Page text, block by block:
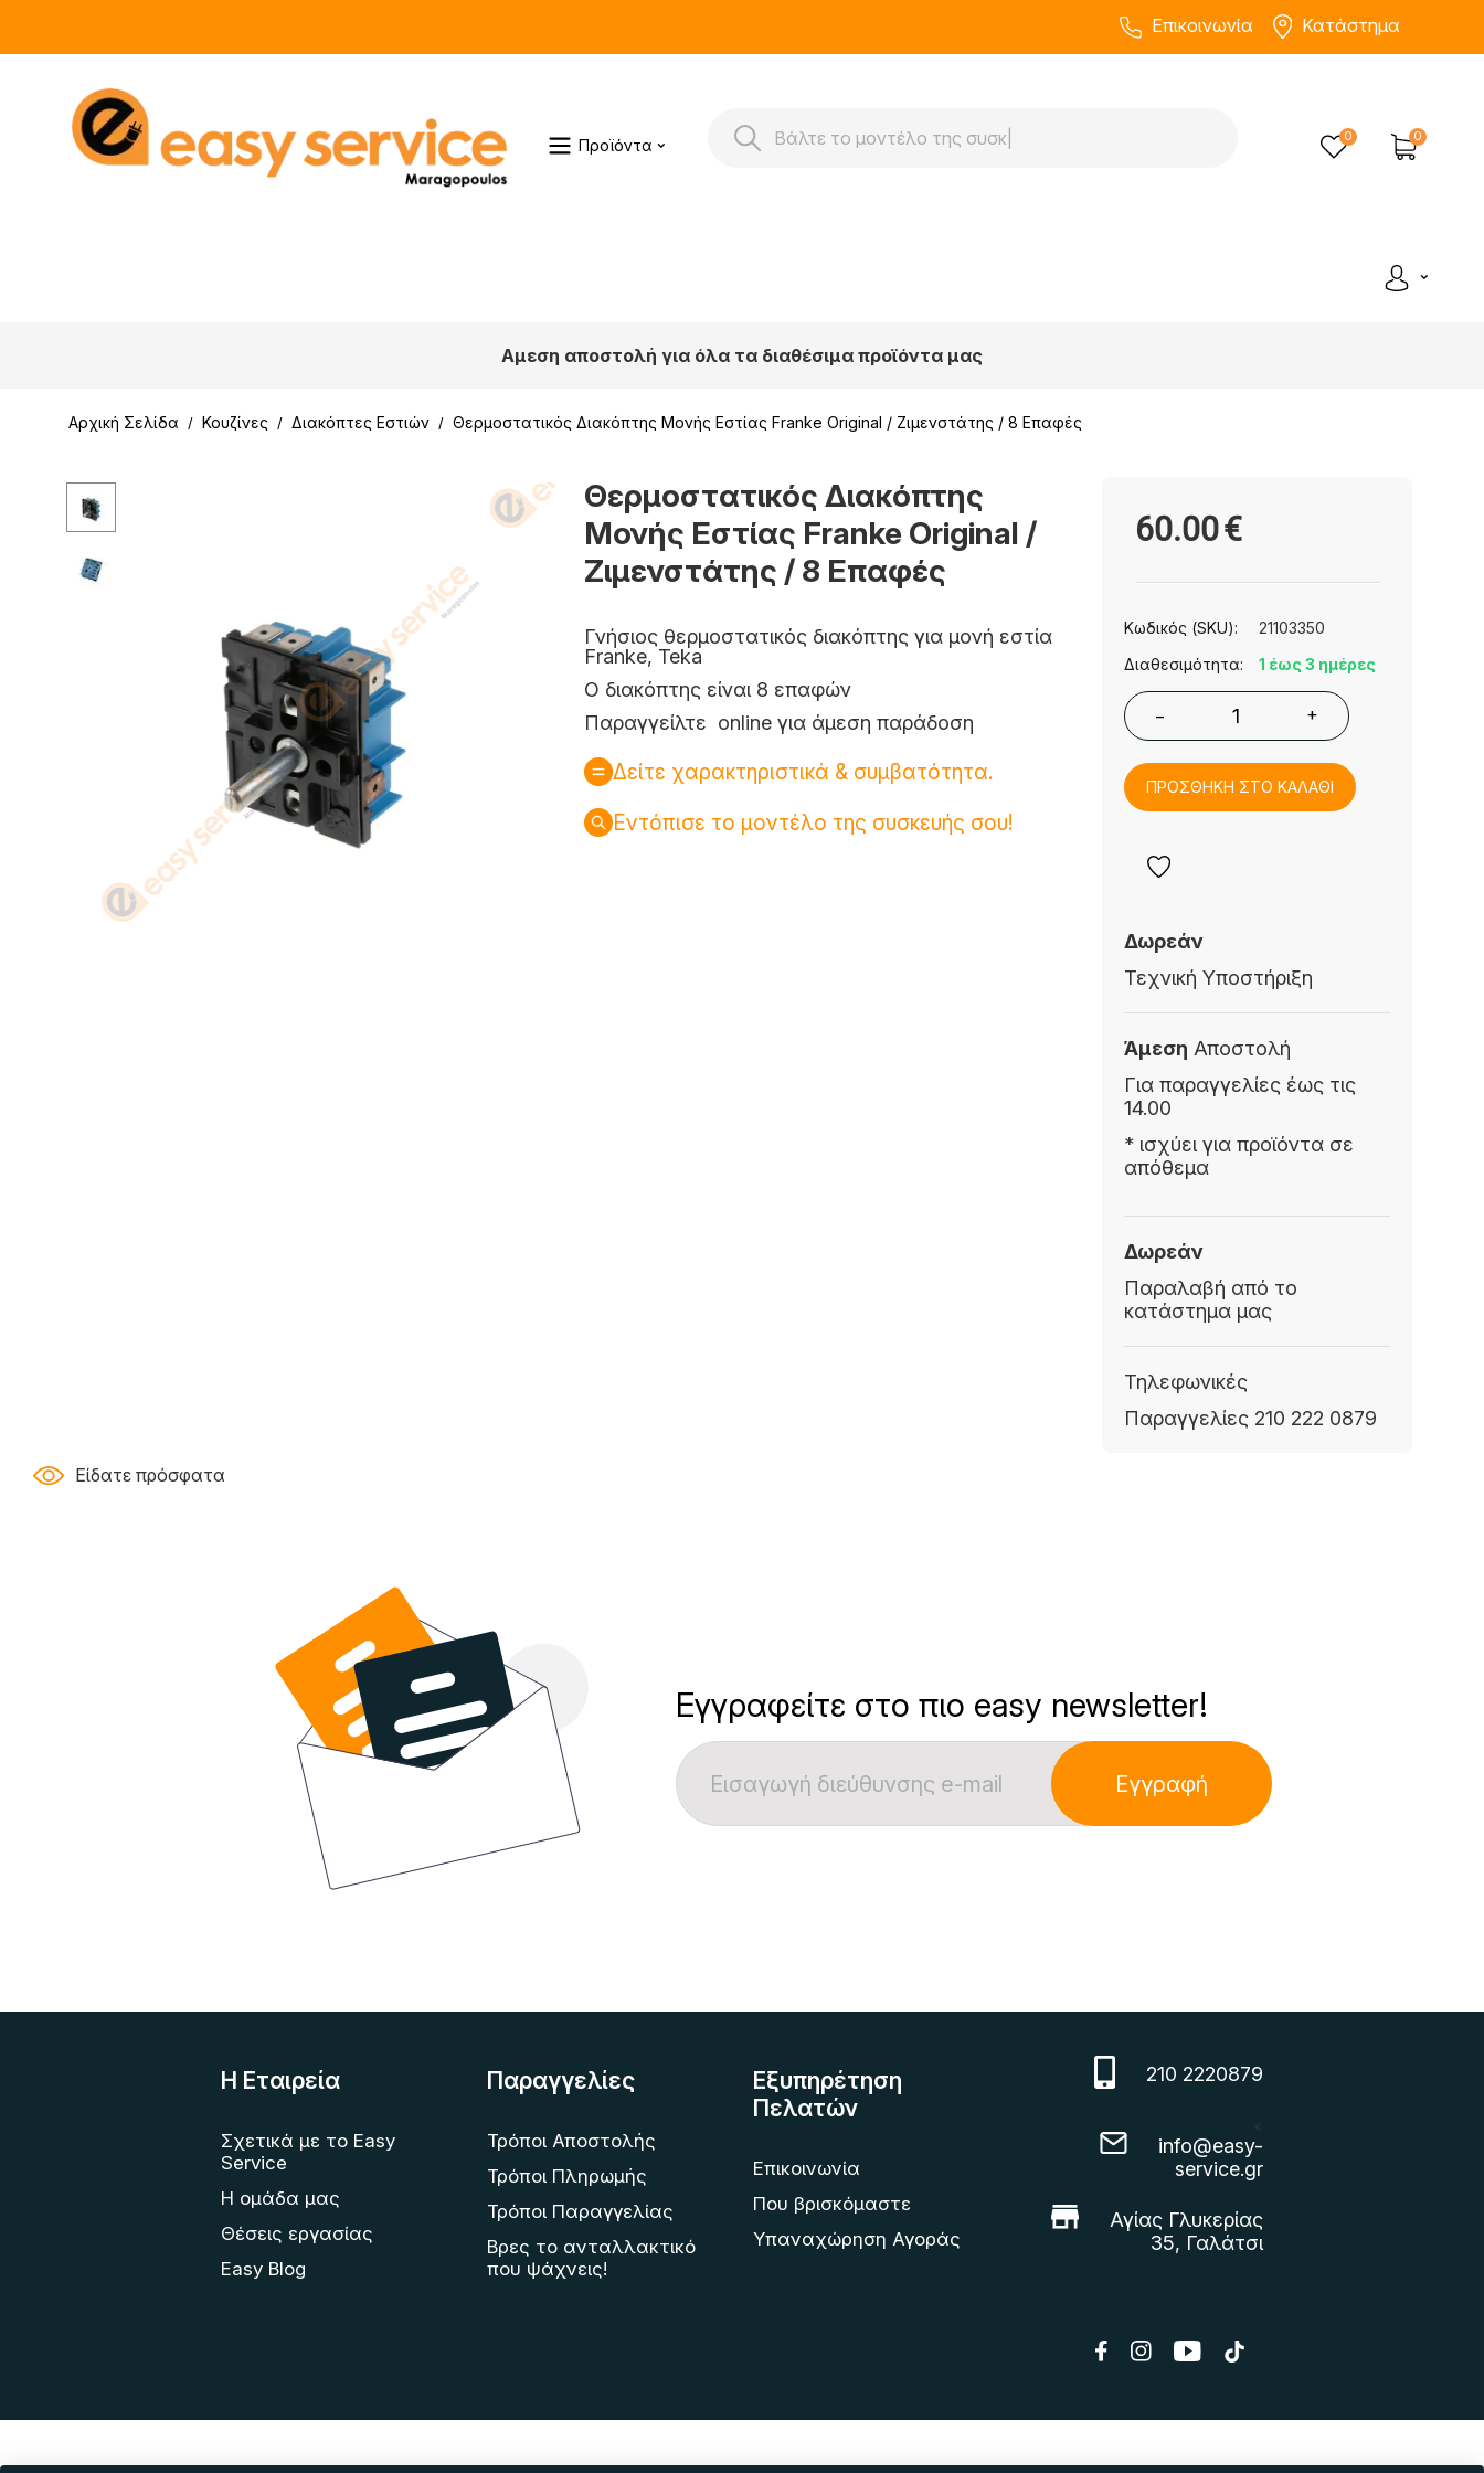
Επικοινωνία Κατάστημα
Προϊόντα 0
0
Αμεση αποστολή για όλα τα διαθέσιμα προϊόντα μας
Αρχική Σελίδα / Κουζίνες / Διακόπτες Εστιών / Θερμοστατικός Διακόπτης Μονής Εστίας Franke Original / Ζιμενστάτης / 8 Επαφές
Θερμοστατικός Διακόπτης
Μονής Εστίας Franke Original /
Ζιμενστάτης / 8 Επαφές
Γνήσιος θερμοστατικός διακόπτης για μονή εστία
Franke, Teka
Ο διακόπτης είναι 8 επαφών
Παραγγείλτε online για άμεση παράδοση
Δείτε χαρακτηριστικά & συμβατότητα.
Εντόπισε το μοντέλο της συσκευής σου!
60.00€
Κωδικός (SKU):
21103350
Διαθεσιμότητα:
1 έως 3 ημέρες
− +
ΠΡΟΣΘΗΚΗ ΣΤΟ ΚΑΛΑΘΙ
Δωρεάν
Τεχνική Υποστήριξη
Άμεση Αποστολή
Για παραγγελίες έως τις
14.00
* ισχύει για προϊόντα σε
απόθεμα
Δωρεάν
Παραλαβή από το
κατάστημα μας
Τηλεφωνικές
Παραγγελίες 210 222 0879
Είδατε πρόσφατα
Εγγραφείτε στο πιο easy newsletter!
Εγγραφή
Η Eταιρεία
Σχετικά με το Easy
Service
Η ομάδα μας
Θέσεις εργασίας
Easy Blog
Παραγγελίες
Τρόποι Αποστολής
Τρόποι Πληρωμής
Τρόποι Παραγγελίας
Βρες το ανταλλακτικό
που ψάχνεις!
Εξυπηρέτηση
Πελατών
Επικοινωνία
Που βρισκόμαστε
Υπαναχώρηση Αγοράς
210 2220879
<
info@easy-
service.gr
Αγίας Γλυκερίας
35, Γαλάτσι